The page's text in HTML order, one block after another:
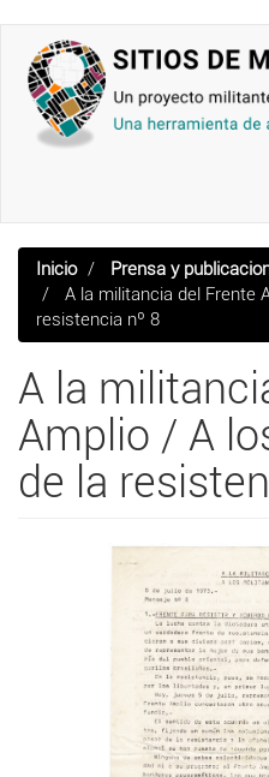
contenido
principal
Inicio
Prensa y
A la militancia del Frente
resistencia nº 8
A la
Amplio / A
de la